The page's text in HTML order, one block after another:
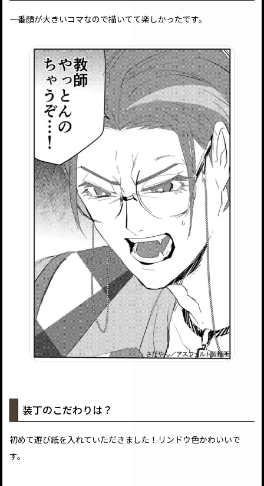
一番顔が大きいコマなので描いてて楽しかったです。
装丁のこだわりは？
初めて遊び紙を入れていただきました！リンドウ色かわいいで
す。